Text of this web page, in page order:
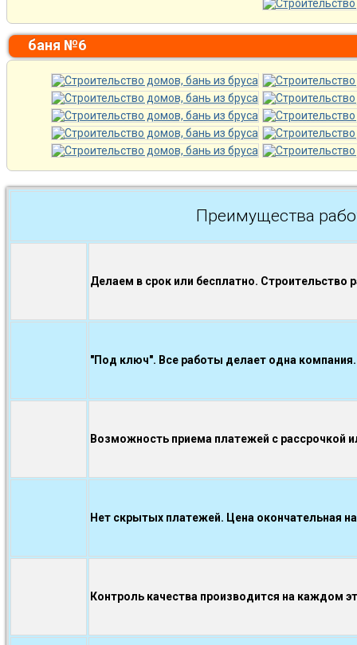
баня №6
Преимущества
Делаем в срок или бесплатно. Строительство
"Под ключ". Все работы делает одна компания.
Возможность приема платежей с рассрочкой
Нет скрытых платежей. Цена окончательная
Контроль качества производится на каждом